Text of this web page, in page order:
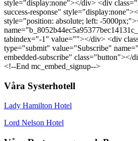
style="display:none"></div> <div
success-response"
style="position: absolute; left: -
tabindex="-1" value=""></div> <div
type="submit" value="Subscribe"
embedded-subscribe"
<!--End mc_embed_signup-->
Våra Systerhotell
Lady Hamilton Hotel
Lord Nelson Hotel